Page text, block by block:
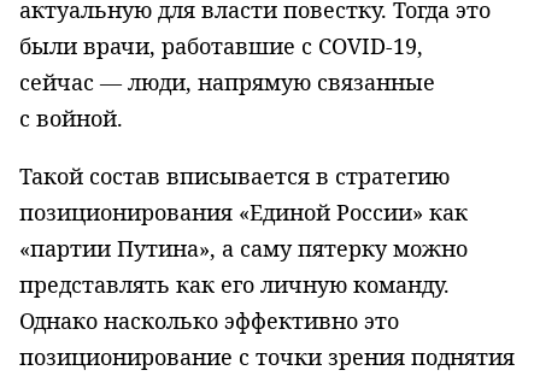
актуальную для власти повестку. Тогда это
были врачи, работавшие с COVID-19,
сейчас — люди, напрямую связанные
с войной.
Такой состав вписывается в стратегию
позиционирования «Единой России» как
«партии Путина», а саму пятерку можно
представлять как его личную команду.
Однако насколько эффективно это
позиционирование с точки зрения поднятия